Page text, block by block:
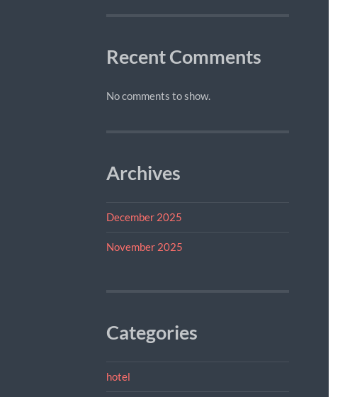
Recent Comments
No comments to show.
Archives
December 2025
November 2025
Categories
hotel